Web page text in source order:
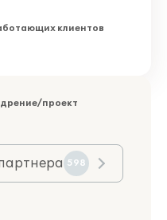
клиентов
проект
598